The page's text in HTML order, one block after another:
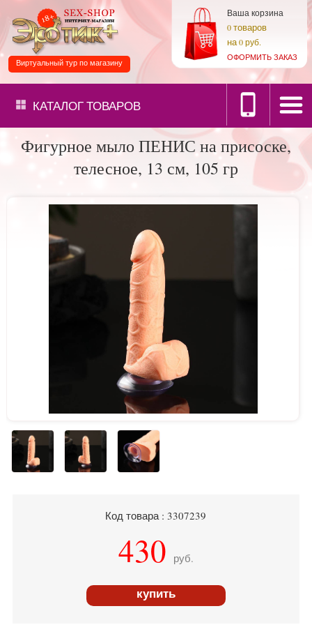
Ваша корзина
0товаров
на0 руб.
ОФОРМИТЬ ЗАКАЗ
Виртуальный тур по магазину
КАТАЛОГТОВАРОВ
Фигурное мыло ПЕНИС на присоске,
телесное, 13 см, 105 гр
Код товара : 3307239
430 руб.
купить